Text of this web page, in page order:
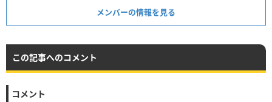
メンバーの情報を見る
この記事へのコメント
コメント